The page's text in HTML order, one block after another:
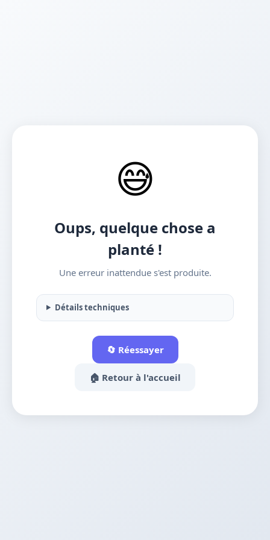
😅
Oups, quelque chose a
planté !
Une erreur inattendue s'est produite.
Détails techniques
🔄 Réessayer
🏠 Retour à l'accueil